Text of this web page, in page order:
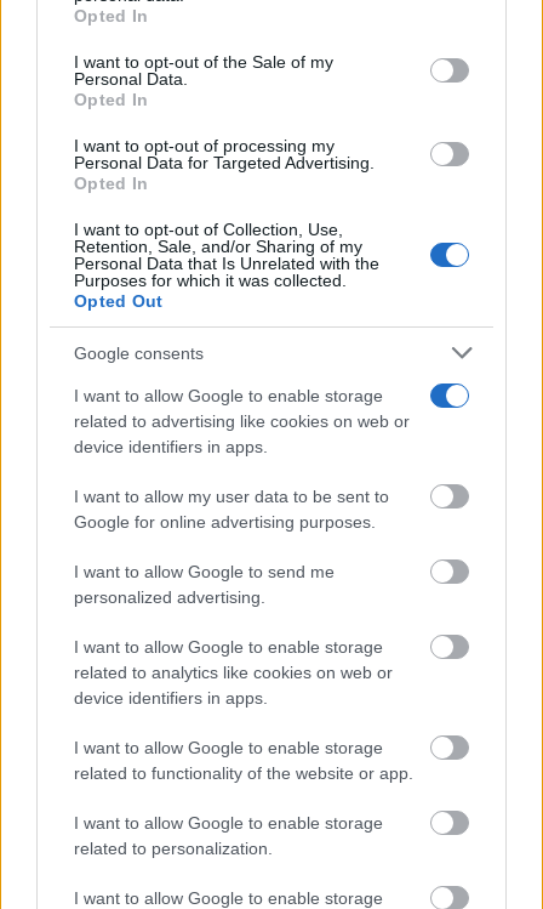
parte inferior de la página web.
Please note that this website/app uses one or more Google
services and may gather and store information including but
not limited to your visit or usage behaviour. You may click to
use your data for below specified purposes in below Google
consent section.
Opted In
I want to opt-out of the Sale of my
Personal Data.
Opted In
I want to opt-out of processing my
Personal Data for Targeted Advertising.
Opted In
I want to opt-out of Collection, Use,
Retention, Sale, and/or Sharing of my
Personal Data that Is Unrelated with the
Purposes for which it was collected.
Opted Out
Google consents
I want to allow Google to enable storage
related to advertising like cookies on web or
device identifiers in apps.
I want to allow my user data to be sent to
Google for online advertising purposes.
I want to allow Google to send me
personalized advertising.
I want to allow Google to enable storage
related to analytics like cookies on web or
device identifiers in apps.
I want to allow Google to enable storage
related to functionality of the website or app.
I want to allow Google to enable storage
related to personalization.
I want to allow Google to enable storage
No es tu imaginación
¿Ves caras en enchufes, coches o nubes? Tiene
explicación
9 apps que valen oro
No son populares, pero sí extraordinariamente
útiles